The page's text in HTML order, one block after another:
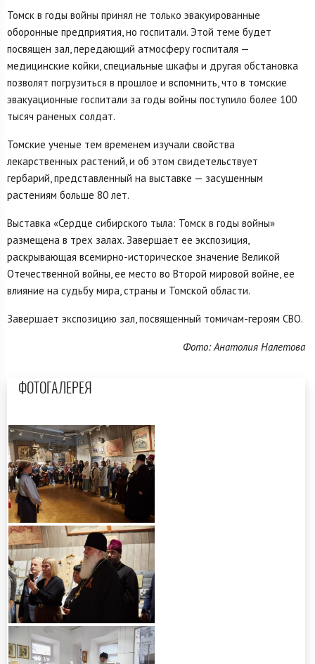
Томск в годы войны принял не только эвакуированные
оборонные предприятия, но госпитали. Этой теме будет
посвящен зал, передающий атмосферу госпиталя —
медицинские койки, специальные шкафы и другая обстановка
позволят погрузиться в прошлое и вспомнить, что в томские
эвакуационные госпитали за годы войны поступило более 100
тысяч раненых солдат.
Томские ученые тем временем изучали свойства
лекарственных растений, и об этом свидетельствует
гербарий, представленный на выставке — засушенным
растениям больше 80 лет.
Выставка «Сердце сибирского тыла: Томск в годы войны»
размещена в трех залах. Завершает ее экспозиция,
раскрывающая всемирно-историческое значение Великой
Отечественной войны, ее место во Второй мировой войне, ее
влияние на судьбу мира, страны и Томской области.
Завершает экспозицию зал, посвященный томичам-героям СВО.
Фото: Анатолия Налетова
ФОТОГАЛЕРЕЯ